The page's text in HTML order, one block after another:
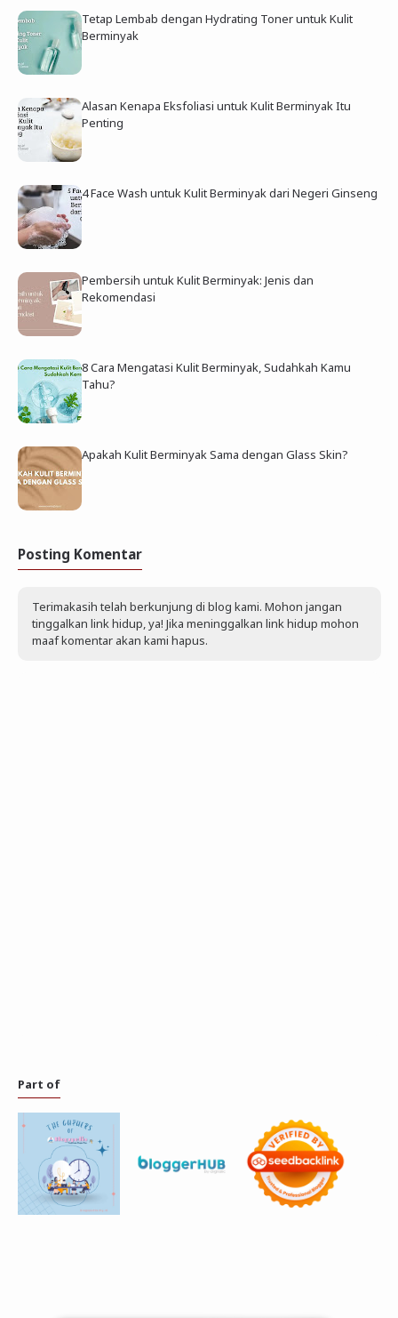
Tetap Lembab dengan Hydrating Toner untuk Kulit
Berminyak
Alasan Kenapa Eksfoliasi untuk Kulit Berminyak Itu
Penting
4 Face Wash untuk Kulit Berminyak dari Negeri Ginseng
Pembersih untuk Kulit Berminyak: Jenis dan
Rekomendasi
8 Cara Mengatasi Kulit Berminyak, Sudahkah Kamu
Tahu?
Apakah Kulit Berminyak Sama dengan Glass Skin?
Posting Komentar
Terimakasih telah berkunjung di blog kami. Mohon jangan
tinggalkan link hidup, ya! Jika meninggalkan link hidup mohon
maaf komentar akan kami hapus.
Part of